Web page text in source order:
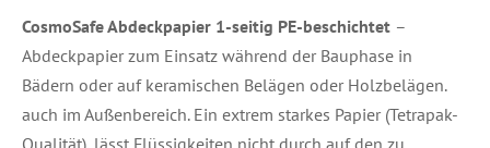
CosmoSafe Abdeckpapier 1-seitig PE-beschichtet –
Abdeckpapier zum Einsatz während der Bauphase in
Bädern oder auf keramischen Belägen oder Holzbelägen.
auch im Außenbereich. Ein extrem starkes Papier (Tetrapak-
Qualität), lässt Flüssigkeiten nicht durch auf den zu